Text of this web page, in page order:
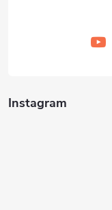
Instagram